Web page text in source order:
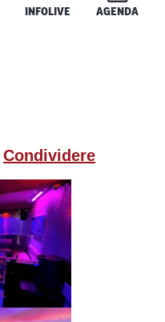
INFOLIVE AGENDA
Condividere